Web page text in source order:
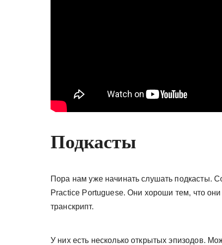
Подкасты
Пора нам уже начинать слушать подкасты.
Practice Portuguese. Они хороши тем, что
транскрипт.
У них есть несколько открытых эпизодов.